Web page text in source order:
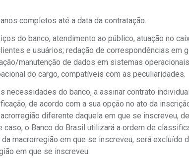
completos até a data da contratação.
do banco, atendimento ao público, atuação no
e usuários; redação de correspondências em
manutenção de dados em sistemas
do cargo, compatíveis com as peculiaridades.
necessidades do banco, a assinar contrato
de acordo com a sua opção no ato da
diferente daquela em que se inscreveu,
o Banco do Brasil utilizará a ordem de
macrorregião em que se inscreveu, será excluído
em que se inscreveu.